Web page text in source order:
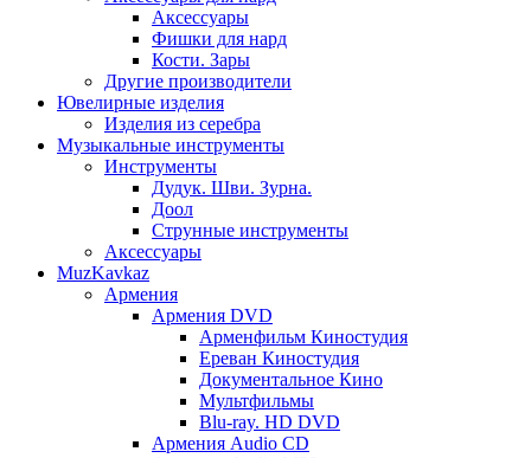
Аксессуары
Фишки для нард
Кости. Зары
Другие производители
Ювелирные изделия
Изделия из серебра
Музыкальные инструменты
Инструменты
Дудук. Шви. Зурна.
Доол
Струнные инструменты
Аксессуары
MuzKavkaz
Армения
Армения DVD
Арменфильм Киностудия
Ереван Киностудия
Документальное Кино
Мультфильмы
Blu-ray. HD DVD
Армения Audio CD